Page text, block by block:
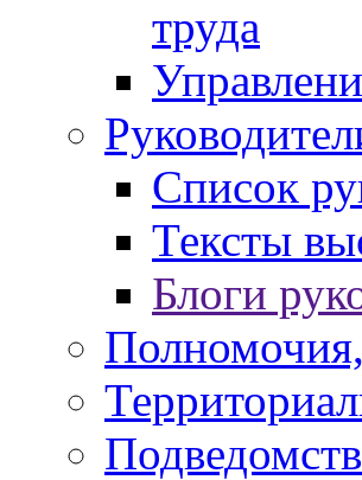
труда
Список
Тексты
Блоги